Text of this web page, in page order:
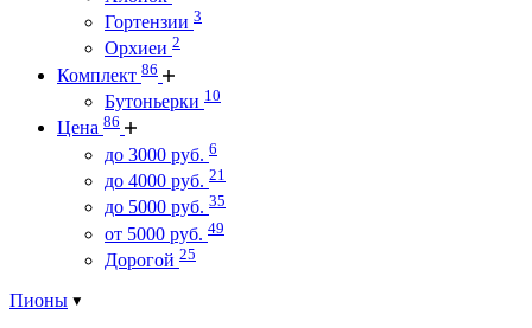
Гортензии 3
Орхиеи 2
Комплект 86
Бутоньерки 10
Цена 86
до 3000 руб. 6
до 4000 руб. 21
до 5000 руб. 35
от 5000 руб. 49
Дорогой 25
Пионы